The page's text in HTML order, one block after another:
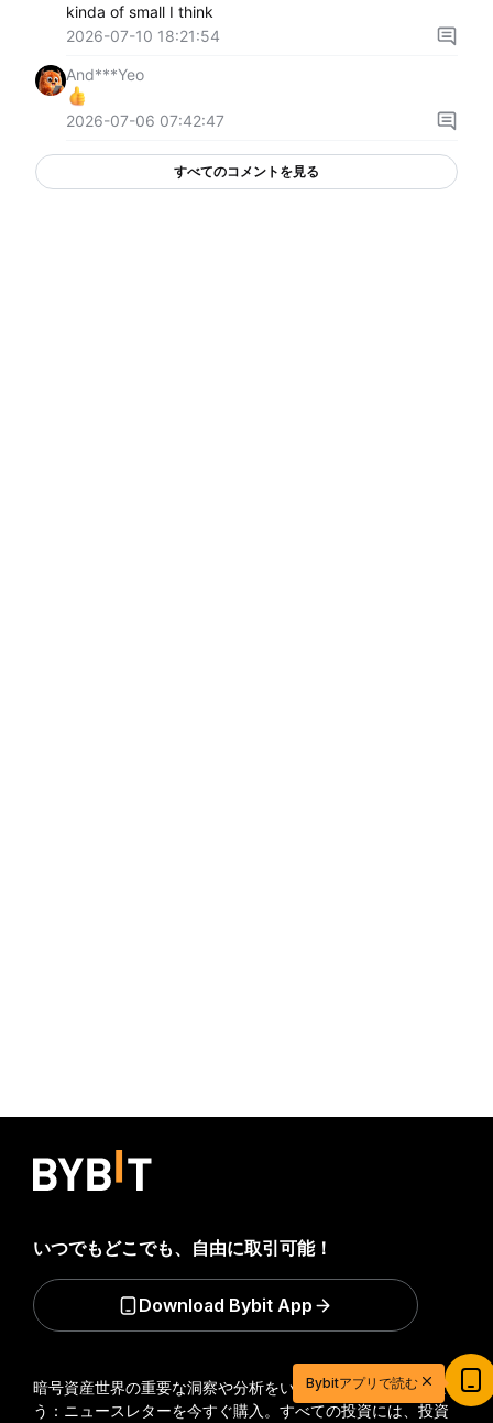
kinda of small I think
2026-07-10 18:21:54
And***Yeo
2026-07-06 07:42:47
すべてのコメントを見る
暗号資産世界の重要な洞察や分析をいち早く手に入れましょ
う：ニュースレターを今すぐ購入。 すべての投資には、投資
いつでもどこでも、自由に取引可能！
Download Bybit App
20ドル相当の特典ゲットで取引を始めよう
新規登録＆取引で20ドル相当の獲得チャンス！Bybitアプリで読む